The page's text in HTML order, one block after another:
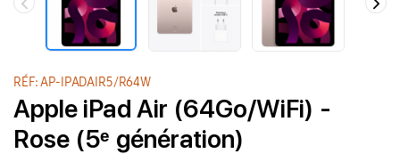
RÉF: AP-IPADAIR5/R64W
Apple iPad Air (64Go/WiFi) -
Rose (5ᵉ génération)